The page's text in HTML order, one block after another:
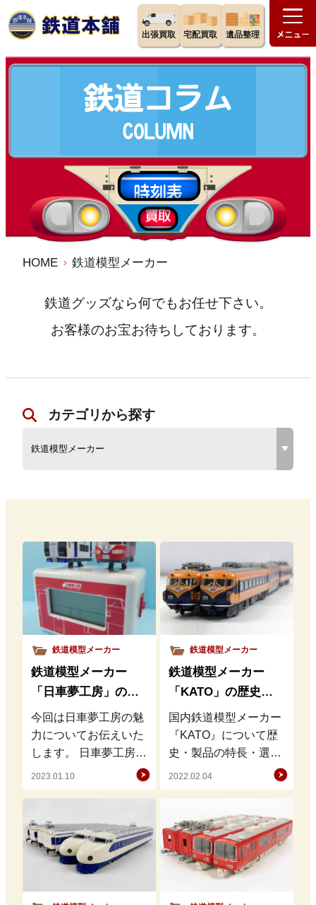
出張買取 宅配買取 遺品整理
HOME 鉄道模型メーカー
鉄道グッズなら何でもお任せ下さい。
お客様のお宝お待ちしております。
カテゴリから探す
鉄道模型メーカー
鉄道模型メーカー
「日車夢工房」の歴
史・特徴・魅力を徹
底解説
今回は日車夢工房の魅
力についてお伝えいた
します。 日車夢工房の
歴史 日車夢工房は、日
本車輌製造株式会社の
型を製…
2023.01.10
鉄道模型メーカー
鉄道模型メーカー
「KATO」の歴史・
特徴・魅力を徹底解
説
国内鉄道模型メーカー
『KATO』について歴
史・製品の特長・選ば
れる魅力について解説
をさせて頂きます。 よ
KAT…
2022.02.04